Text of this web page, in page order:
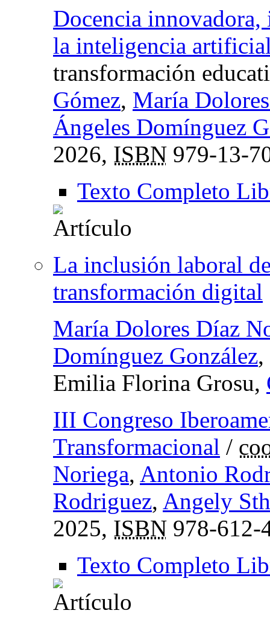
Docencia innovadora,
la inteligencia
transformación
Gómez, María
Ángeles Domínguez
2026, ISBN 979-13-
Texto Completo
La inclusión laboral
transformación digital
María Dolores Díaz
Domínguez González,
Emilia Florina Grosu,
III Congreso
Transformacional /
Noriega, Antonio
Rodriguez, Angely
2025, ISBN 978-
Texto Completo